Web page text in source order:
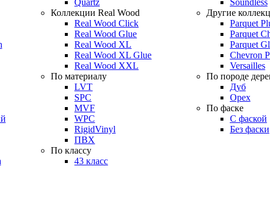
Коллекции Real Wood
Real Wood Click
Real Wood Glue
Real Wood XL
Real Wood XL Glue
Real Wood XXL
По материалу
LVT
SPC
MVF
WPC
RigidVinyl
ПВХ
По классу
43 класс
Другие
Parquet
Parquet
Parquet
Chevron
Versailles
По породе
Дуб
Орех
По фаске
С фаской
Без фаски